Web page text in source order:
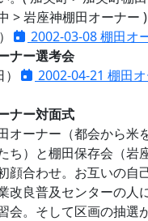
> 岩座神棚田オーナー )
2002-03-08 棚田オ
ナー選考会
2002-04-21 棚田
ナー対面式
オーナー（都会から米
ち）と棚田保存会（岩
顔合わせ。お互いの自
改良普及センターの人
会。そして区画の抽選